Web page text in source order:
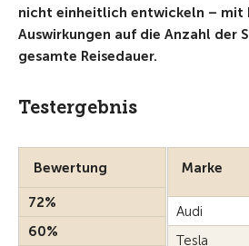
nicht einheitlich entwickeln – mit
Auswirkungen auf die Anzahl der
gesamte Reisedauer.
Testergebnis
Marke
Audi
Tesla
Bewertung
72%
60%